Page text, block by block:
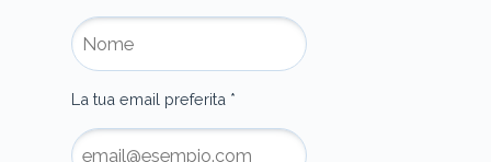
La tua email preferita *